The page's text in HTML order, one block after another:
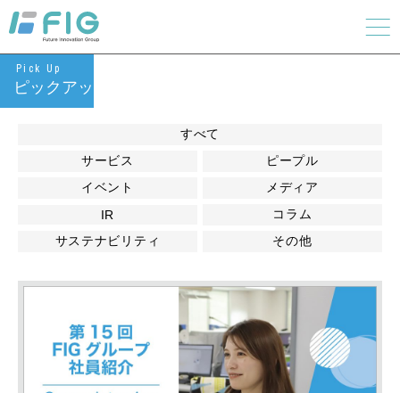
Pick Up
ピックアップ
すべて
サービス
ピープル
イベント
メディア
IR
コラム
サステナビリティ
その他